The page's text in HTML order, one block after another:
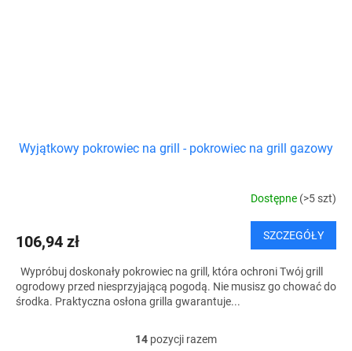
Wyjątkowy pokrowiec na grill - pokrowiec na grill gazowy
Dostępne (>5 szt)
106,94 zł SZCZEGÓŁY
Wypróbuj doskonały pokrowiec na grill, która ochroni Twój grill
ogrodowy przed niesprzyjającą pogodą. Nie musisz go chować do
środka. Praktyczna osłona grilla gwarantuje...
K
14 pozycji razem